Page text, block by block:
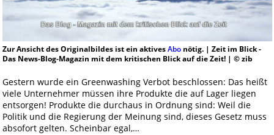
Zur Ansicht des Originalbildes ist ein aktivesAbonötig. | Zeit im Blick -
Das News-Blog-Magazin mit dem kritischen Blick auf die Zeit! | © zib
Gestern wurde ein Greenwashing Verbot beschlossen: Das heißt
viele Unternehmer müssen ihre Produkte die auf Lager liegen
entsorgen! Produkte die durchaus in Ordnung sind: Weil die
Politik und die Regierung der Meinung sind, dieses Gesetz muss
absofort gelten. Scheinbar egal,…